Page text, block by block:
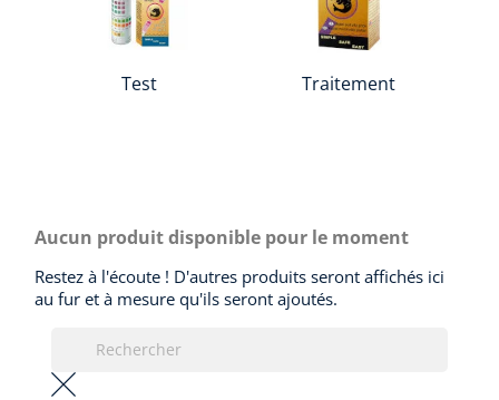
Test Traitement
Aucun produit disponible pour le moment
Restez à l'écoute ! D'autres produits seront affichés ici
au fur et à mesure qu'ils seront ajoutés.